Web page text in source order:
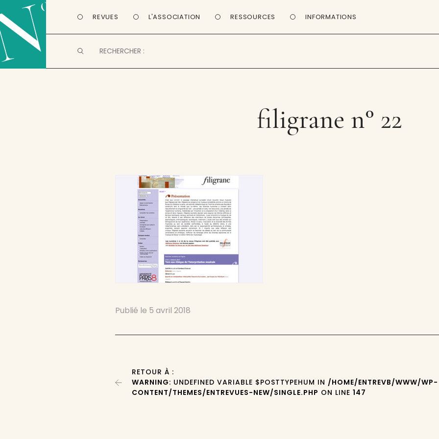
REVUES L'ASSOCIATION RESSOURCES INFORMATIONS
filigrane n° 22
Publié le 5 avril 2018
RETOUR À :
WARNING: UNDEFINED VARIABLE $POSTTYPEHUM IN /HOME/ENTREVB/WWW/WP-
CONTENT/THEMES/ENTREVUES-NEW/SINGLE.PHP ON LINE147